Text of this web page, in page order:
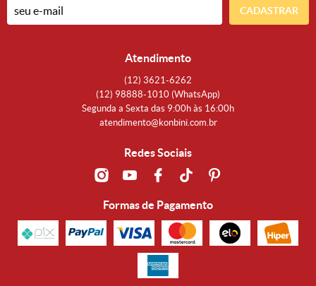
CADASTRAR
Atendimento
(12) 3621-6262
(12) 98888-1010 (WhatsApp)
Segunda a Sexta das 9:00h às 16:00h
atendimento@konbini.com.br
Redes Sociais
Formas de Pagamento